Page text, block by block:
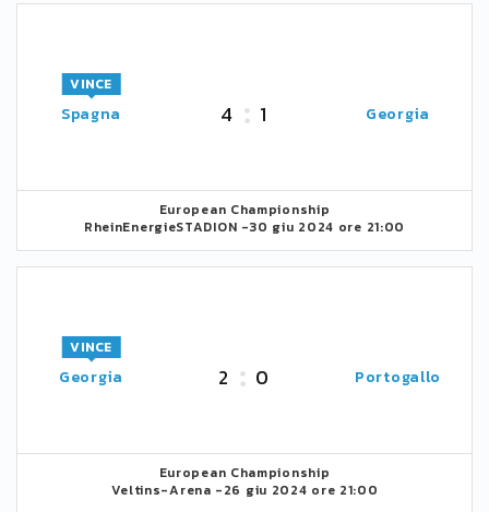
Spagna
VINCE
4 1 Georgia
European Championship
RheinEnergieSTADION -30 giu 2024 ore 21:00
Georgia
VINCE
2 0 Portogallo
European Championship
Veltins-Arena -26 giu 2024 ore 21:00